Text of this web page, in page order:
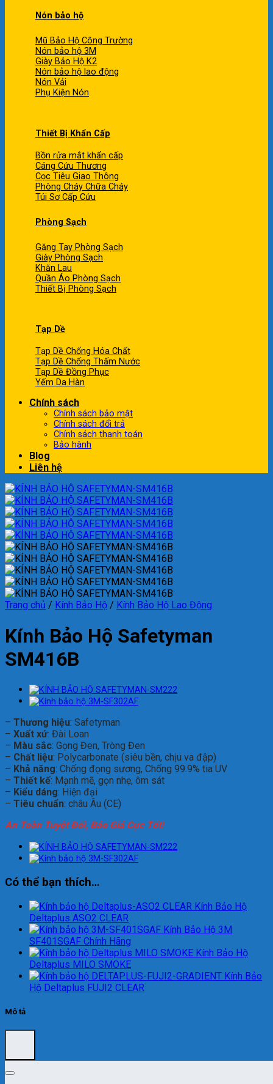
Nón bảo hộ
Mũ Bảo Hộ Công Trường
Nón bảo hộ 3M
Giày Bảo Hộ K2
Nón bảo hộ lao động
Nón Vải
Phụ Kiện Nón
Thiết Bị Khẩn Cấp
Bồn rửa mắt khẩn cấp
Cáng Cứu Thương
Cọc Tiêu Giao Thông
Phòng Cháy Chữa Cháy
Túi Sơ Cấp Cứu
Phòng Sạch
Găng Tay Phòng Sạch
Giày Phòng Sạch
Khăn Lau
Quần Áo Phòng Sạch
Thiết Bị Phòng Sạch
Tạp Dề
Tạp Dề Chống Hóa Chất
Tạp Dề Chống Thấm Nước
Tạp Dề Đồng Phục
Yếm Da Hàn
Chính sách
Chính sách bảo mật
Chính sách đổi trả
Chính sách thanh toán
Bảo hành
Blog
Liên hệ
Trang chủ / Kính Bảo Hộ / Kính Bảo Hộ Lao Động
Kính Bảo Hộ Safetyman
SM416B
– Thương hiệu: Safetyman
– Xuất xứ: Đài Loan
– Màu sắc: Gọng Đen, Tròng Đen
– Chất liệu: Polycarbonate (siêu bền, chịu va đập)
– Khả năng: Chống đọng sương, Chống 99.9% tia UV
– Thiết kế: Mạnh mẽ, gọn nhẹ, ôm sát
– Kiểu dáng: Hiện đại
– Tiêu chuẩn: châu Âu (CE)
An Toàn Tuyệt Đối, Báo Giá Cực Tốt!
Có thể bạn thích…
Kính Bảo Hộ
Deltaplus ASO2 CLEAR
Kính Bảo Hộ 3M
SF401SGAF Chính Hãng
Kính Bảo Hộ
Deltaplus MILO SMOKE
Kính Bảo
Hộ Deltaplus FUJI2 CLEAR
Mô tả